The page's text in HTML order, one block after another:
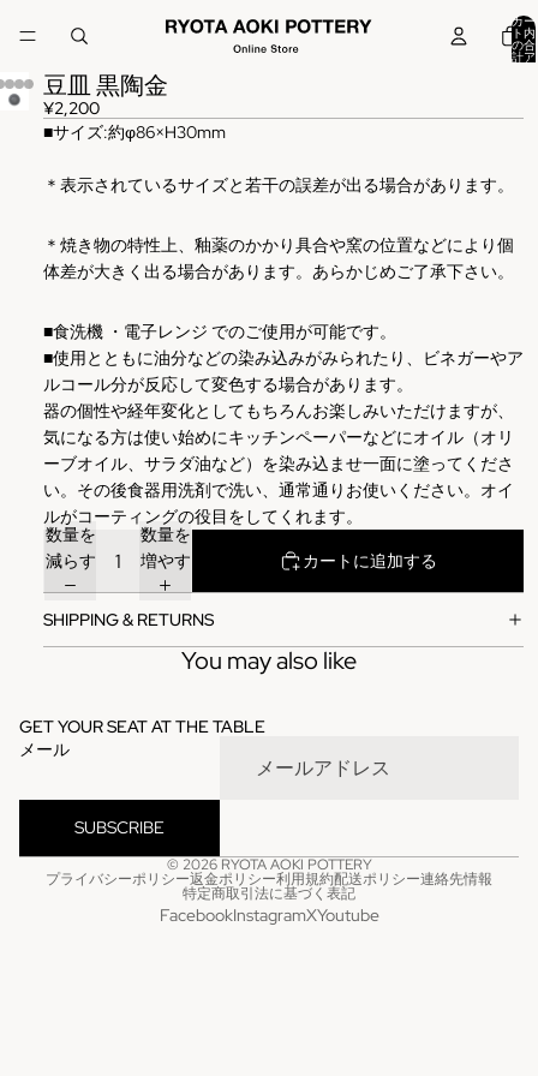
カー
ト内
の合
計ア
豆皿 黒陶金
¥2,200
■サイズ:約φ86×H30mm
＊表示されているサイズと若干の誤差が出る場合があります。
＊焼き物の特性上、釉薬のかかり具合や窯の位置などにより個
体差が大きく出る場合があります。あらかじめご了承下さい。
■食洗機 ・電子レンジ でのご使用が可能です。
■使用とともに油分などの染み込みがみられたり、ビネガーやア
ルコール分が反応して変色する場合があります。
器の個性や経年変化としてもちろんお楽しみいただけますが、
気になる方は使い始めにキッチンペーパーなどにオイル（オリ
ーブオイル、サラダ油など）を染み込ませ一面に塗ってくださ
い。その後食器用洗剤で洗い、通常通りお使いください。オイ
ルがコーティングの役目をしてくれます。
数量を
減らす
数量を
増やす
カートに追加する
SHIPPING & RETURNS
You may also like
GET YOUR SEAT AT THE TABLE
メール
SUBSCRIBE
© 2026 RYOTA AOKI POTTERY
プライバシーポリシー返金ポリシー利用規約配送ポリシー連絡先情報
特定商取引法に基づく表記
FacebookInstagramXYoutube